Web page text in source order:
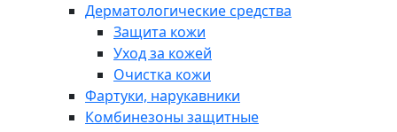
Дерматологические средства
Защита кожи
Уход за кожей
Очистка кожи
Фартуки, нарукавники
Комбинезоны защитные